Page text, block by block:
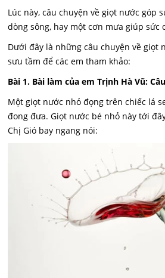
Lúc này, câu chuyện về giọt nước góp
dòng sông, hay một cơn mưa giúp sức
Dưới đây là những câu chuyện về giọt
sưu tầm để các em tham khảo:
Bài 1. Bài làm của em Trịnh Hà Vũ:
Một giọt nước nhỏ đọng trên chiếc lá
đong đưa. Giọt nước bé nhỏ này tới
Chị Gió bay ngang nói: